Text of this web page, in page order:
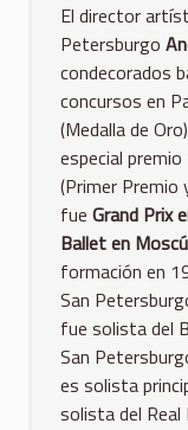
El director
Petersburgo
condecorados
concursos en
(Medalla de
especial
(Primer Premio
fue Grand Prix
Ballet en Moscú
formación en
San
fue solista del
San
es solista
solista del